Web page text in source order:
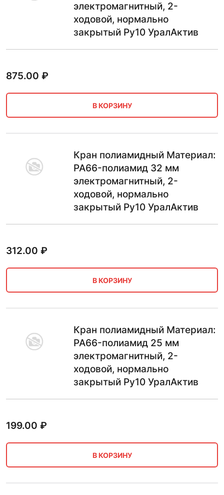
электромагнитный, 2-
ходовой, нормально
закрытый Ру10 УралАктив
875.00 ₽
В КОРЗИНУ
Кран полиамидный Материал:
PA66-полиамид 32 мм
электромагнитный, 2-
ходовой, нормально
закрытый Ру10 УралАктив
312.00 ₽
В КОРЗИНУ
Кран полиамидный Материал:
PA66-полиамид 25 мм
электромагнитный, 2-
ходовой, нормально
закрытый Ру10 УралАктив
199.00 ₽
В КОРЗИНУ